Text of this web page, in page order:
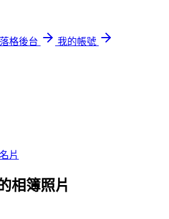
格後台
我的帳號
名片
相簿照片